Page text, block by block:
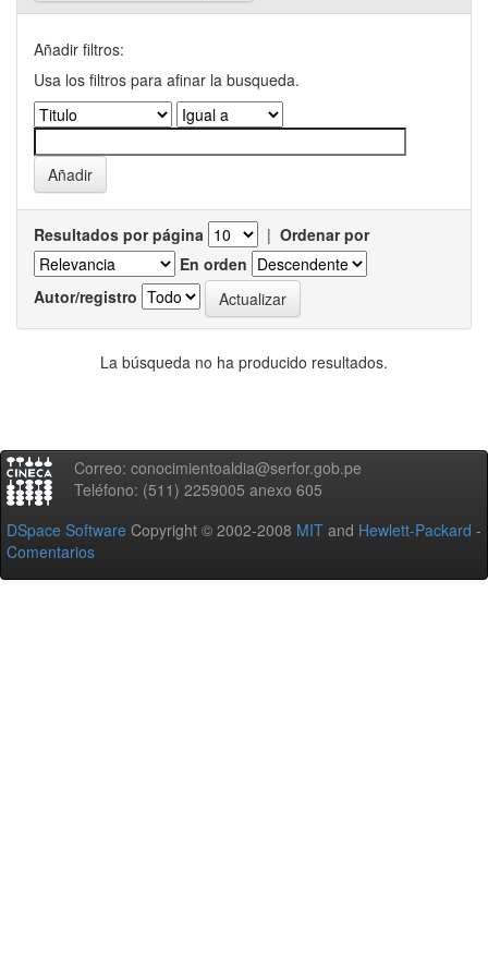
Añadir filtros:
Usa los filtros para afinar la busqueda.
Resultados por página | Ordenar por
En orden
Autor/registro
La búsqueda no ha producido resultados.
Correo: conocimientoaldia@serfor.gob.pe
Teléfono: (511) 2259005 anexo 605
DSpace Software Copyright © 2002-2008 MIT and Hewlett-Packard -
Comentarios